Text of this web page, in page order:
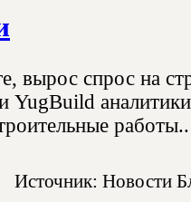
вырос спрос на
работы..
Источник: Новости